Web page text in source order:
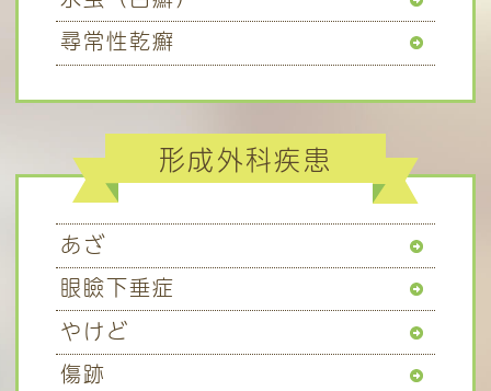
尋常性乾癬
形成外科疾患
あざ
眼瞼下垂症
やけど
傷跡